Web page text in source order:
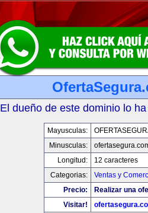
El dueño de este dominio lo
Mayusculas:
Minusculas:
Longitud:
12 caracteres
Categorias:
Ventas y
Precio:
Realizar una
Visitar!